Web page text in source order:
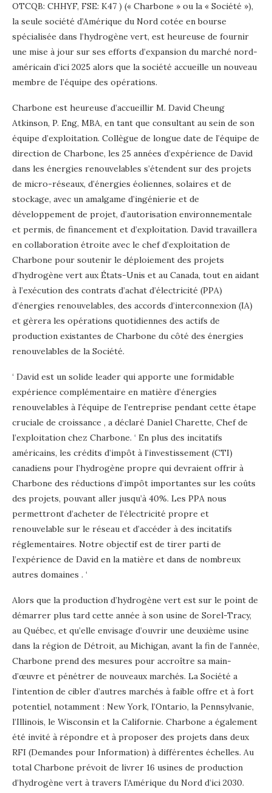
OTCQB: CHHYF, FSE: K47 ) (« Charbone » ou la « Société »),
la seule société d’Amérique du Nord cotée en bourse
spécialisée dans l’hydrogène vert, est heureuse de fournir
une mise à jour sur ses efforts d’expansion du marché nord-
américain d’ici 2025 alors que la société accueille un nouveau
membre de l’équipe des opérations.
Charbone est heureuse d’accueillir M. David Cheung
Atkinson, P. Eng, MBA, en tant que consultant au sein de son
équipe d’exploitation. Collègue de longue date de l’équipe de
direction de Charbone, les 25 années d’expérience de David
dans les énergies renouvelables s’étendent sur des projets
de micro-réseaux, d’énergies éoliennes, solaires et de
stockage, avec un amalgame d’ingénierie et de
développement de projet, d’autorisation environnementale
et permis, de financement et d’exploitation. David travaillera
en collaboration étroite avec le chef d’exploitation de
Charbone pour soutenir le déploiement des projets
d’hydrogène vert aux États-Unis et au Canada, tout en aidant
à l’exécution des contrats d’achat d’électricité (PPA)
d’énergies renouvelables, des accords d’interconnexion (IA)
et gèrera les opérations quotidiennes des actifs de
production existantes de Charbone du côté des énergies
renouvelables de la Société.
‘ David est un solide leader qui apporte une formidable
expérience complémentaire en matière d’énergies
renouvelables à l’équipe de l’entreprise pendant cette étape
cruciale de croissance , a déclaré Daniel Charette, Chef de
l’exploitation chez Charbone. ‘ En plus des incitatifs
américains, les crédits d’impôt à l’investissement (CTI)
canadiens pour l’hydrogène propre qui devraient offrir à
Charbone des réductions d’impôt importantes sur les coûts
des projets, pouvant aller jusqu’à 40%. Les PPA nous
permettront d’acheter de l’électricité propre et
renouvelable sur le réseau et d’accéder à des incitatifs
réglementaires. Notre objectif est de tirer parti de
l’expérience de David en la matière et dans de nombreux
autres domaines . ‘
Alors que la production d’hydrogène vert est sur le point de
démarrer plus tard cette année à son usine de Sorel-Tracy,
au Québec, et qu’elle envisage d’ouvrir une deuxième usine
dans la région de Détroit, au Michigan, avant la fin de l’année,
Charbone prend des mesures pour accroître sa main-
d’œuvre et pénétrer de nouveaux marchés. La Société a
l’intention de cibler d’autres marchés à faible offre et à fort
potentiel, notamment : New York, l’Ontario, la Pennsylvanie,
l’Illinois, le Wisconsin et la Californie. Charbone a également
été invité à répondre et à proposer des projets dans deux
RFI (Demandes pour Information) à différentes échelles. Au
total Charbone prévoit de livrer 16 usines de production
d’hydrogène vert à travers l’Amérique du Nord d’ici 2030.